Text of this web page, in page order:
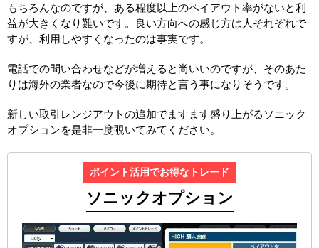
もちろんなのですが、ある程度以上のペイアウト率がないと利
益が大きくなり難いです。良い方向への感じ方は人それぞれで
すが、利用しやすくなったのは事実です。
電話での問い合わせなどが増えると尚いいのですが、そのあた
りは海外の業者なので今後に期待と言う事になりそうです。
新しい取引レンジアウトの追加でますます盛り上がるソニック
オプションを是非一度覗いてみてください。
ポイント活用でお得なトレード
ソニックオプション